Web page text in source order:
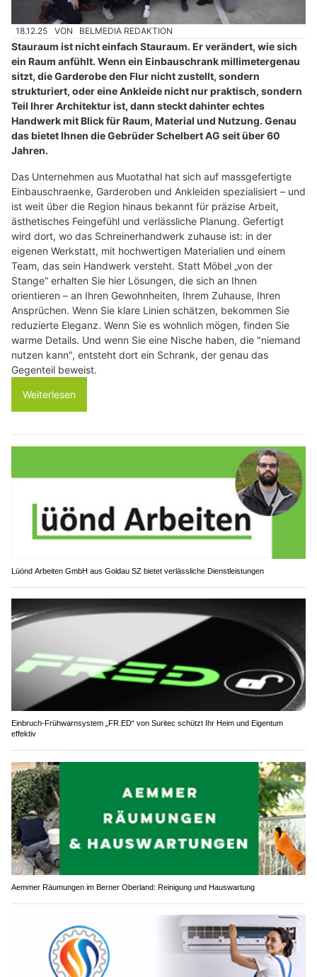
18.12.25 VON BELMEDIA REDAKTION
Stauraum ist nicht einfach Stauraum. Er verändert, wie sich
ein Raum anfühlt. Wenn ein Einbauschrank millimetergenau
sitzt, die Garderobe den Flur nicht zustellt, sondern
strukturiert, oder eine Ankleide nicht nur praktisch, sondern
Teil Ihrer Architektur ist, dann steckt dahinter echtes
Handwerk mit Blick für Raum, Material und Nutzung. Genau
das bietet Ihnen die Gebrüder Schelbert AG seit über 60
Jahren.
Das Unternehmen aus Muotathal hat sich auf massgefertigte
Einbauschraenke, Garderoben und Ankleiden spezialisiert – und
ist weit über die Region hinaus bekannt für präzise Arbeit,
ästhetisches Feingefühl und verlässliche Planung. Gefertigt
wird dort, wo das Schreinerhandwerk zuhause ist: in der
eigenen Werkstatt, mit hochwertigen Materialien und einem
Team, das sein Handwerk versteht. Statt Möbel „von der
Stange“ erhalten Sie hier Lösungen, die sich an Ihnen
orientieren – an Ihren Gewohnheiten, Ihrem Zuhause, Ihren
Ansprüchen. Wenn Sie klare Linien schätzen, bekommen Sie
reduzierte Eleganz. Wenn Sie es wohnlich mögen, finden Sie
warme Details. Und wenn Sie eine Nische haben, die "niemand
nutzen kann", entsteht dort ein Schrank, der genau das
Gegenteil beweist.
Weiterlesen
Lüönd Arbeiten GmbH aus Goldau SZ bietet verlässliche Dienstleistungen
Einbruch-Frühwarnsystem „FR.ED“ von Suritec schützt Ihr Heim und Eigentum
effektiv
Aemmer Räumungen im Berner Oberland: Reinigung und Hauswartung